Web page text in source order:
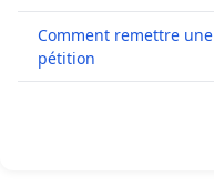
Comment remettre une
pétition